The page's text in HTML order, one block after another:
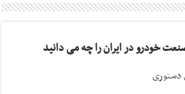
خودرو در ایران را چه می دانید
دستوری